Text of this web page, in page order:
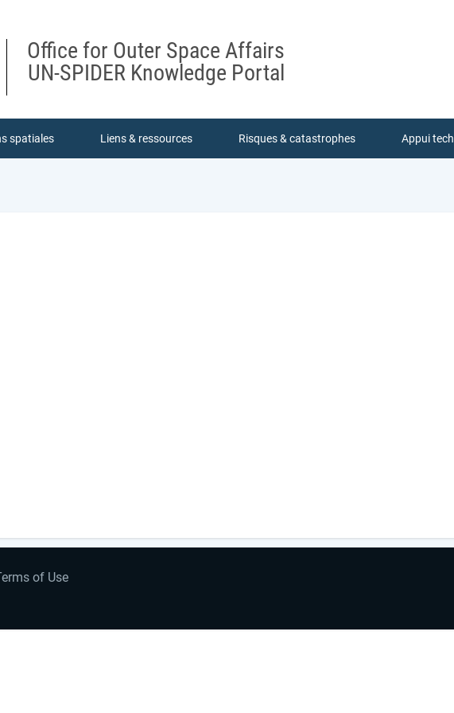
Office for Outer Space Affairs
UN-SPIDER Knowledge Portal
spatiales Liens & ressources Risques & catastrophes Appui
of Use